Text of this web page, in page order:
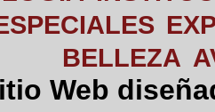
BELLEZA
Web